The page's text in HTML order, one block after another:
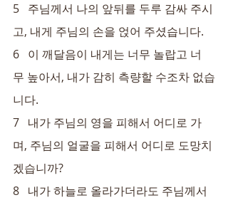
5   주님께서 나의 앞뒤를 두루 감싸 주시
고, 내게 주님의 손을 얹어 주셨습니다.
6   이 깨달음이 내게는 너무 놀랍고 너
무 높아서, 내가 감히 측량할 수조차 없습
니다.
7   내가 주님의 영을 피해서 어디로 가
며, 주님의 얼굴을 피해서 어디로 도망치
겠습니까?
8   내가 하늘로 올라가더라도 주님께서